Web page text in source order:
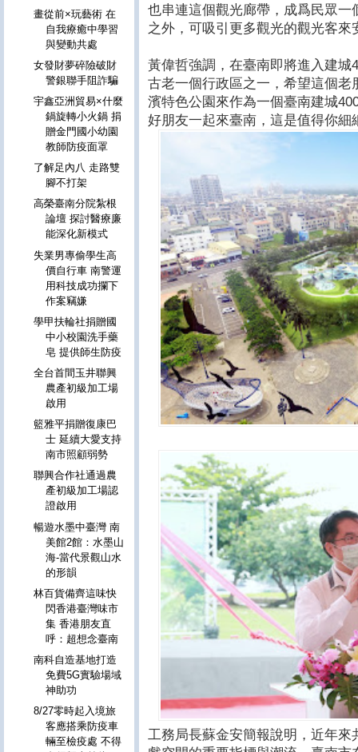
也串連這個觀光廊帶，成爲民眾
之外，可吸引更多觀光的觀光客來
黃偉哲強調，在臺南即將進入建
古老一個行政區之一，希望這個
濱特色公園來作為一個臺南建城
好朋友一起來臺南，這是值得你細
工務局長蘇金安簡報說明，近年
畫從前×玩藝術 在
自我療癒中學習
與變動共處
女發財夢碎險破財
警銀聯手阻詐騙
宇鑫亞洲貿易×什麼
鍋旋轉小火鍋 捐
贈金門國小幼園
教師防疫面罩
了解足內八 走路雙
腳不打架
高榮臺南分院紮根
論壇 探討醫療廉
能深化新模式
失業男專偷學生高
價自行車 南警運
用科技成功攔下
作案竊嫌
學甲扶輪社捐贈國
中小校園洗手藥
皂 提供師生防疫
全台首間玉井聯興
農產初級加工場
啟用
籃雅平捐贈復康巴
士 延續大愛支持
南市照顧弱勢
聯興合作社通過農
產初級加工場認
證啟用
暢遊水墨中臺灣 南
美館2館：水墨山
海-當代景觀山水
的形韻
林百貨備齊這味快
閃香港臺灣味市
集 香港朋友直
呼：超想念臺南
南科自造基地打造
免費5G實驗場域
神助功
8/27零時起入境旅
客應搭乘防疫車
輛至檢疫處 不得